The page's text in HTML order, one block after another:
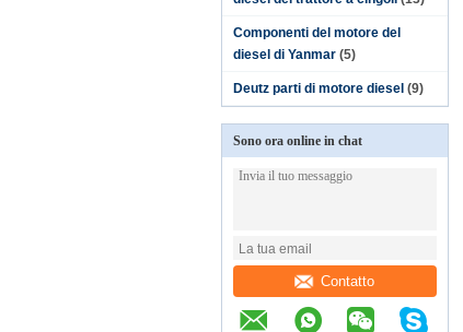
Componenti del motore del
diesel di Yanmar (5)
Deutz parti di motore diesel (9)
Sono ora online in chat
Contatto